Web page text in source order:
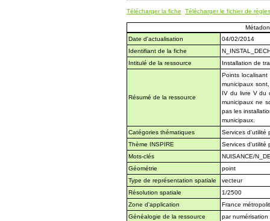
Télécharger la fiche Télécharger le fichier de règles
Date d'actualisation
04/02/2014
Identifiant de la fiche
Intitulé de la ressource
Installation de
Résumé de la ressource
Points
municipaux
IV du livre V du
municipaux ne
pas les
municipaux.
Catégories thématiques
Services d'utilité
Thème INSPIRE
Services d'utilité
Mots-clés
NUISANCE/
Géométrie
point
Type de représentation spatiale
vecteur
Résolution spatiale
1/2500
Zone d'application
France
Généalogie de la ressource
par